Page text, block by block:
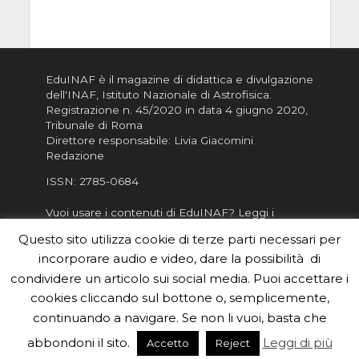
EduINAF è il magazine di didattica e divulgazione
dell'INAF, Istituto Nazionale di Astrofisica
Registrazione n. 45/2020 in data 4 giugno 2020,
Tribunale di Roma
Direttore responsabile: Livia Giacomini
Redazione
ISSN: 2785-0684
Vuoi usare i contenuti di EduINAF? Leggi i
Informativa sulla Privacy
Informatva sui Cookie
Per la rubrica de l'Astronomo risponde, per
inviarci le tue foto o i tuoi contributi, scrivici a
redazione.edu [chiocciola] inaf.it oppure
il form
Questo sito utilizza cookie di terze parti necessari per
incorporare audio e video, dare la possibilità di
condividere un articolo sui social media. Puoi accettare i
cookies cliccando sul bottone o, semplicemente,
continuando a navigare. Se non li vuoi, basta che
abbondoni il sito.
Accetto Reject Leggi di più